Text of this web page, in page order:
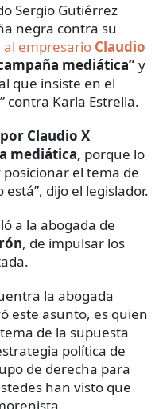
Sergio Gutiérrez
negra contra su
empresario Claudio
mediática”y
que insiste en el
contra Karla Estrella.
Claudio X
mediática, porque lo
el tema de
dijo el legislador.
a la abogada de
, de impulsar los
la abogada
este asunto, es quien
de la supuesta
política de
de derecha para
han visto que